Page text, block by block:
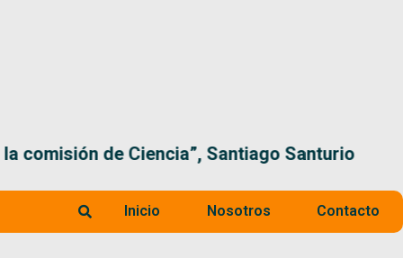
comisión de Ciencia”, Santiago Santurio
Inicio Nosotros Contacto